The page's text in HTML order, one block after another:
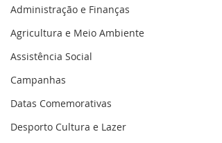
Administração e Finanças
Agricultura e Meio Ambiente
Assistência Social
Campanhas
Datas Comemorativas
Desporto Cultura e Lazer